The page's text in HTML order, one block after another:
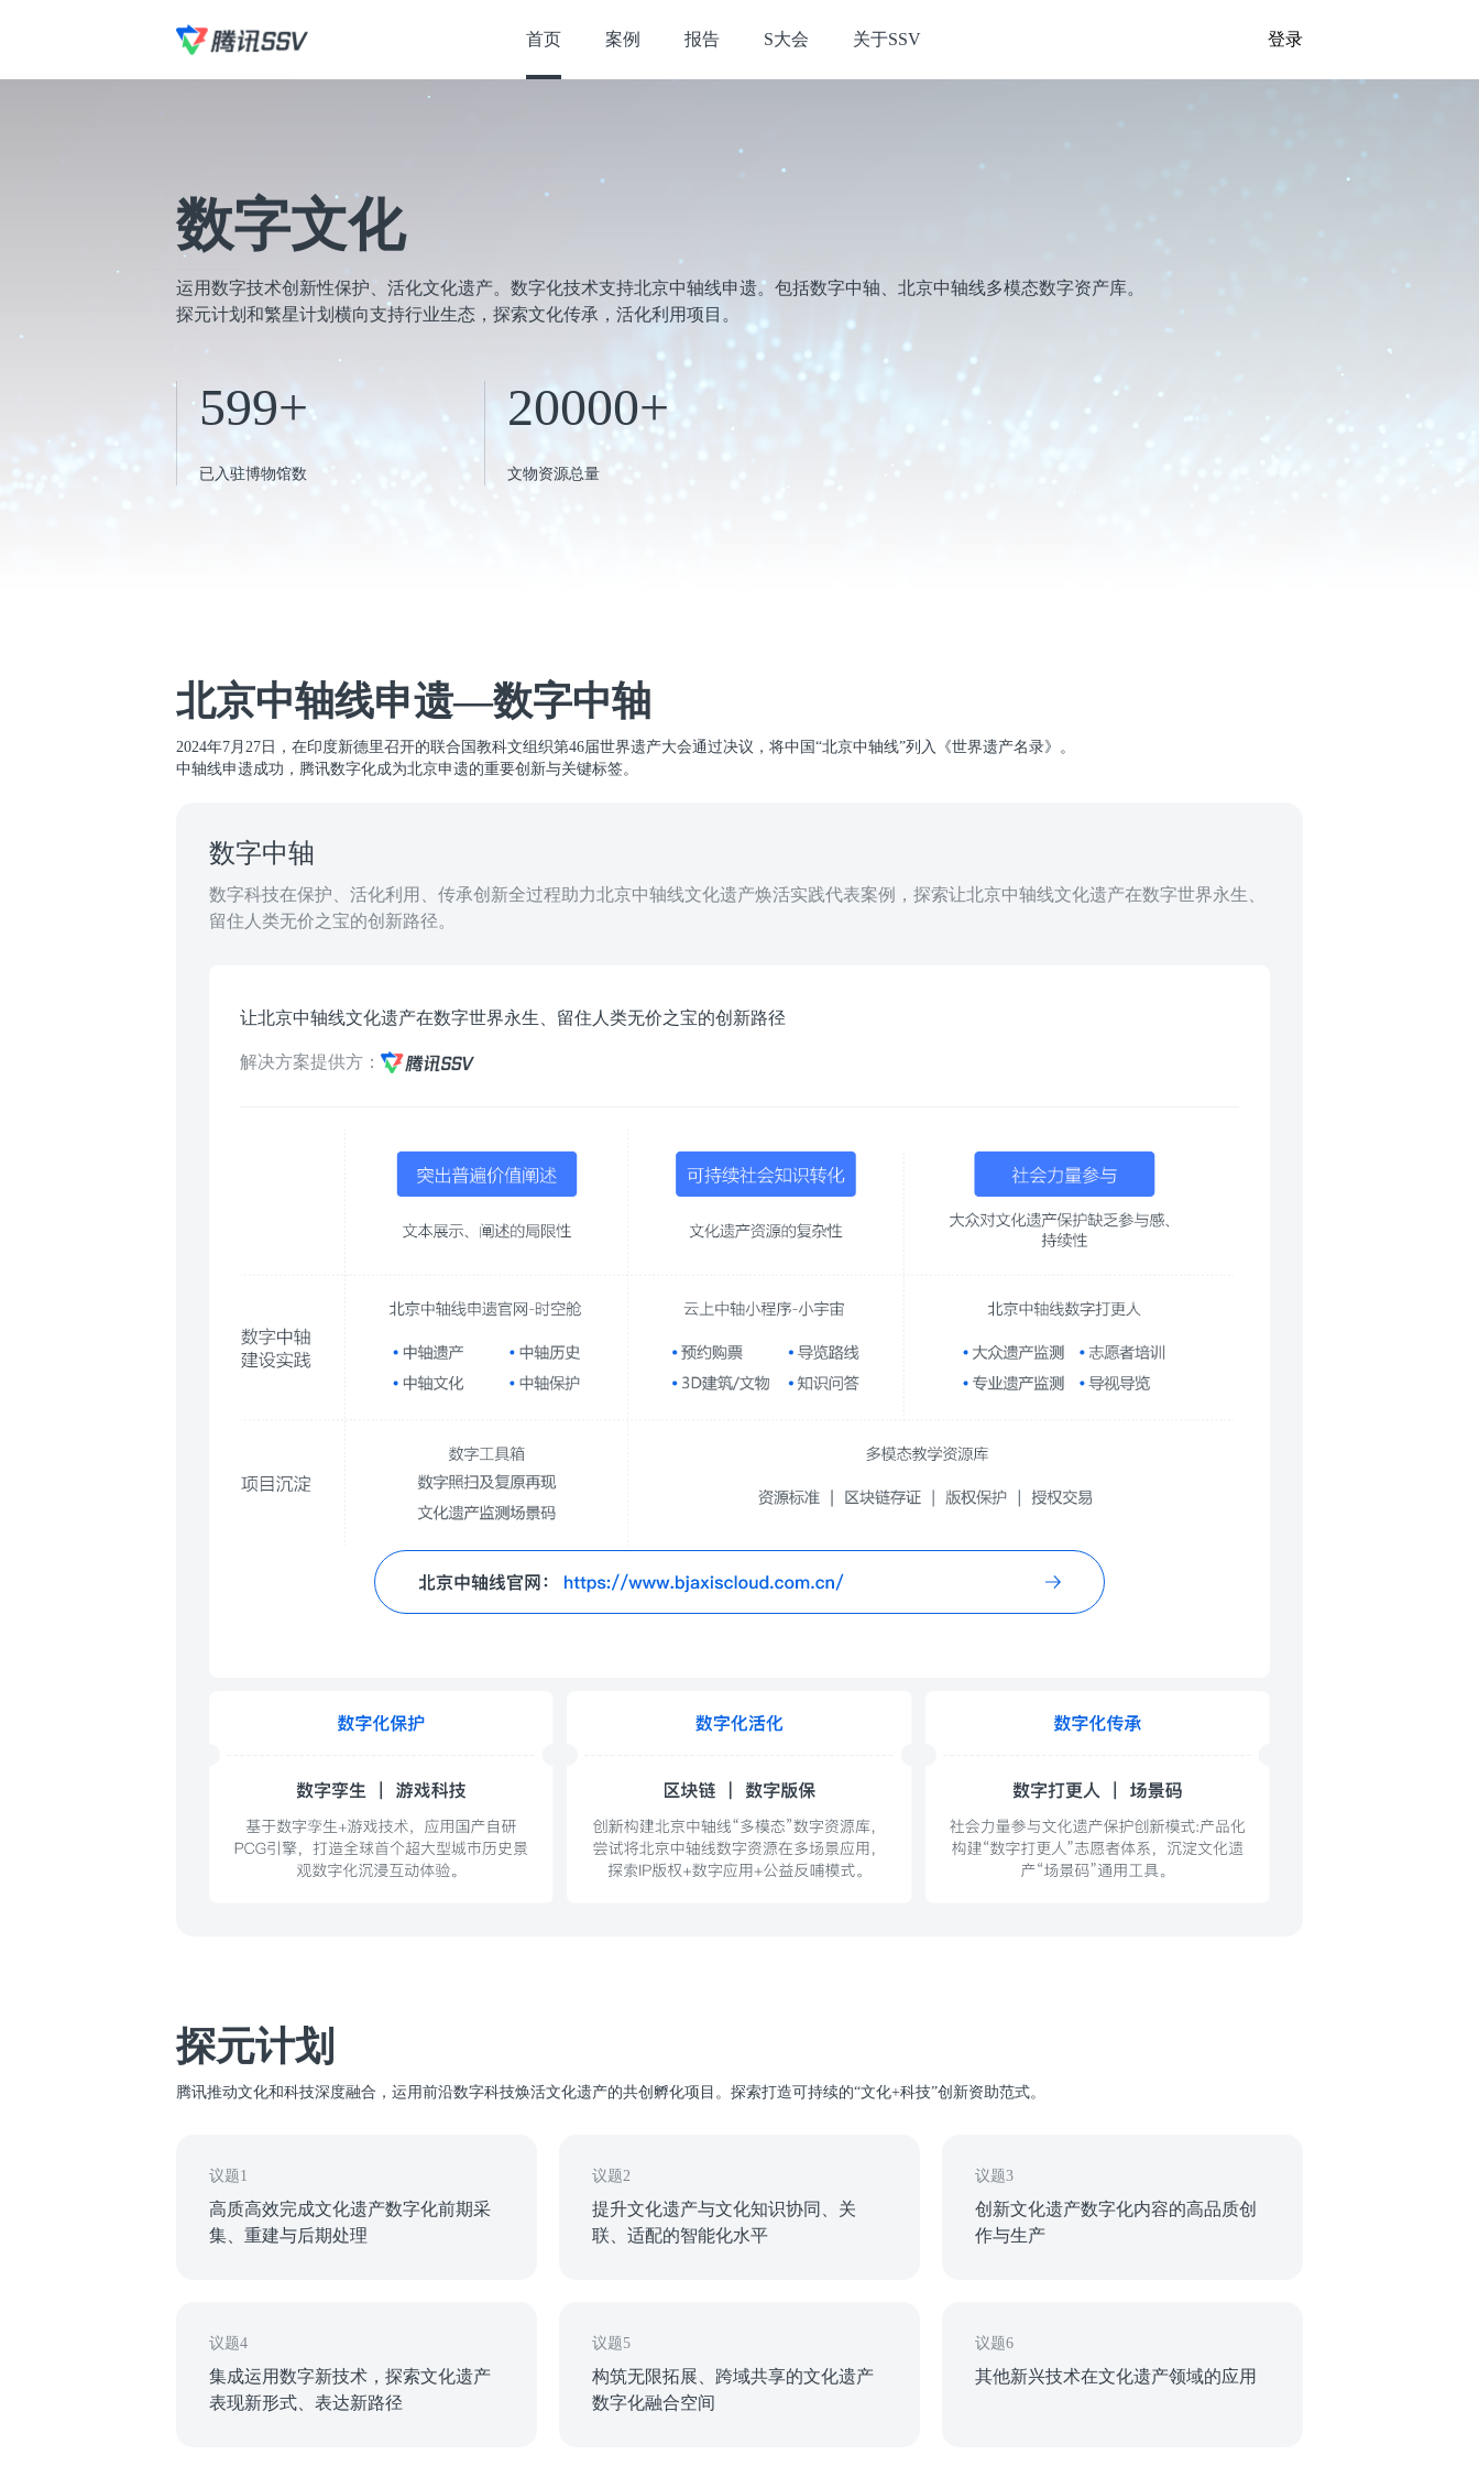
首页 案例 报告 S大会 关于SSV 登录
数字文化
运用数字技术创新性保护、活化文化遗产。数字化技术支持北京中轴线申遗。包括数字中轴、北京中轴线多模态数字资产库。
探元计划和繁星计划横向支持行业生态，探索文化传承，活化利用项目。
599+
已入驻博物馆数
20000+
文物资源总量
北京中轴线申遗—数字中轴
2024年7月27日，在印度新德里召开的联合国教科文组织第46届世界遗产大会通过决议，将中国“北京中轴线”列入《世界遗产名录》。
中轴线申遗成功，腾讯数字化成为北京申遗的重要创新与关键标签。
数字中轴
数字科技在保护、活化利用、传承创新全过程助力北京中轴线文化遗产焕活实践代表案例，探索让北京中轴线文化遗产在数字世界永生、
留住人类无价之宝的创新路径。
让北京中轴线文化遗产在数字世界永生、留住人类无价之宝的创新路径
解决方案提供方：
探元计划
腾讯推动文化和科技深度融合，运用前沿数字科技焕活文化遗产的共创孵化项目。探索打造可持续的“文化+科技”创新资助范式。
议题1
高质高效完成文化遗产数字化前期采
集、重建与后期处理
议题2
提升文化遗产与文化知识协同、关
联、适配的智能化水平
议题3
创新文化遗产数字化内容的高品质创
作与生产
议题4
集成运用数字新技术，探索文化遗产
表现新形式、表达新路径
议题5
构筑无限拓展、跨域共享的文化遗产
数字化融合空间
议题6
其他新兴技术在文化遗产领域的应用